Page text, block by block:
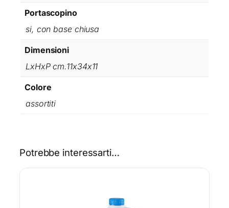
A
C
t
t
Portascopino
si, con base chiusa
Dimensioni
LxHxP cm.11x34x11
Colore
assortiti
Potrebbe interessarti…